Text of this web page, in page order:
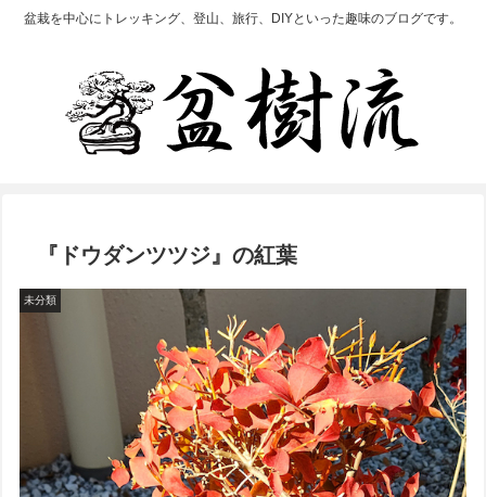
盆栽を中心にトレッキング、登山、旅行、DIYといった趣味のブログです。
『ドウダンツツジ』の紅葉
未分類